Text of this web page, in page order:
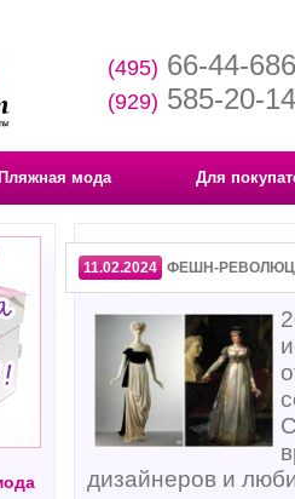
(495) 66-44-686
(929) 585-20-14
Пляжная мода Для
11.02.2024 ФЕШН-
дизайнеров и